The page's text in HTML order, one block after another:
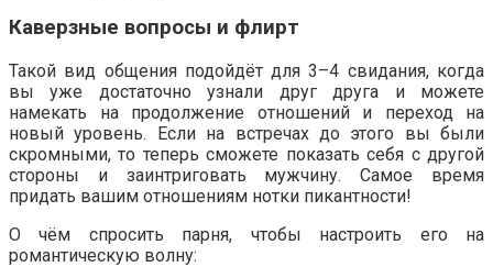
Каверзные вопросы и флирт
Такой вид общения подойдёт для 3–4 свидания, когда
вы уже достаточно узнали друг друга и можете
намекать на продолжение отношений и переход на
новый уровень. Если на встречах до этого вы были
скромными, то теперь сможете показать себя с другой
стороны и заинтриговать мужчину. Самое время
придать вашим отношениям нотки пикантности!
О чём спросить парня, чтобы настроить его на
романтическую волну: